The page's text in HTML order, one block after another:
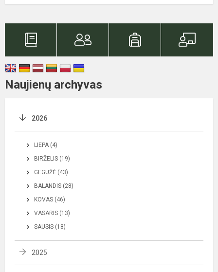
Naujienų archyvas
2026
LIEPA (4)
BIRŽELIS (19)
GEGUŽĖ (43)
BALANDIS (28)
KOVAS (46)
VASARIS (13)
SAUSIS (18)
2025